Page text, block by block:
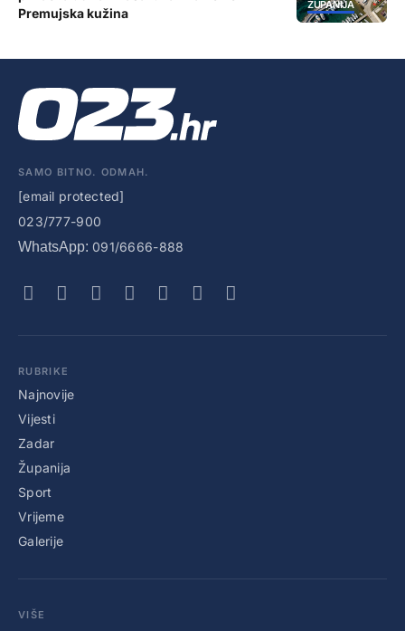
ŽUPANIJA
Premujska kužina
SAMO BITNO. ODMAH.
[email protected]
023/777-900
WhatsApp: 091/6666-888
RUBRIKE
Najnovije
Vijesti
Zadar
Županija
Sport
Vrijeme
Galerije
VIŠE